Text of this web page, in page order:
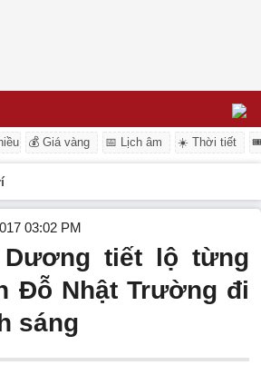
💰 Giá vàng 📅 Lịch âm ☀️ Thời tiết
03:02 PM
Dương tiết lộ từng
Đỗ Nhật Trường đi
sáng